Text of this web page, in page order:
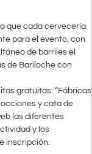
que cada cervecería
para el evento, con
de barriles el
de Bariloche con
gratuitas. “Fábricas
y cata de
las diferentes
y los
inscripción.